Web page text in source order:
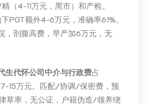
（4-11万元，黑市）和产检。
PGT额外4-6万元，准确率61%。
，剖腹高费，早产加6万元，无
生代怀公司中介与行政费占
15万元。匹配/协调/保密费，预
草率，无公证，户籍伪造/领养绕